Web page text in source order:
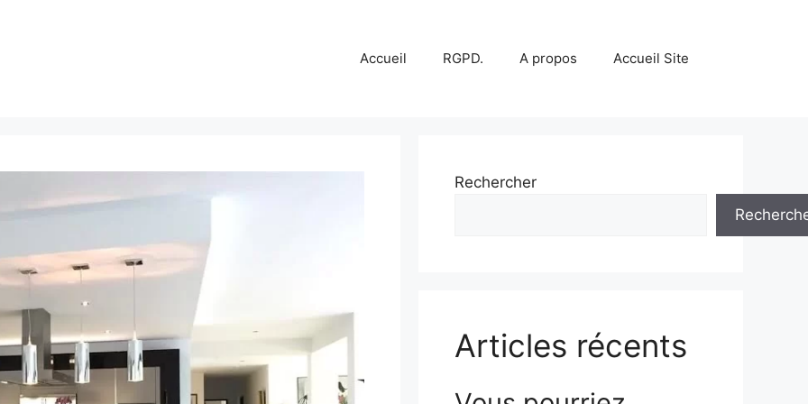
Accueil RGPD. A propos Accueil Site
Rechercher
Articles récents